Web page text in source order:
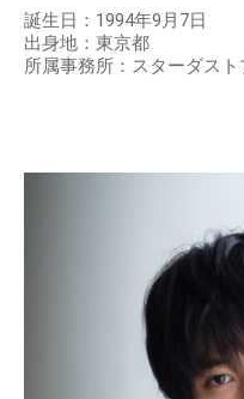
誕生日：1994年9月7日
出身地：東京都
所属事務所：スターダス